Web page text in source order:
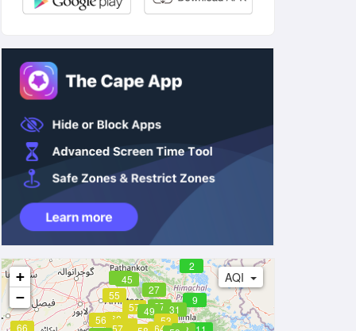
AQI
57
2
49
56
57
66
9
53
41
27
37
45
31
61
60
55
64
+
−